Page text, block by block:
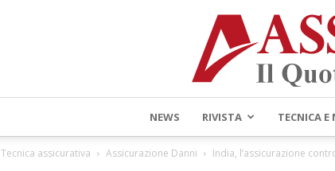
NEWS RIVISTA TECNICA E
Tecnica assicurativa Assicurazione Danni India, l’assicurazione